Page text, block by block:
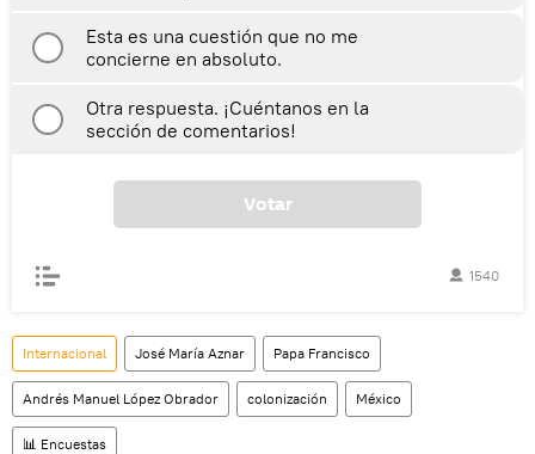
Esta es una cuestión que no me
concierne en absoluto.
Otra respuesta. ¡Cuéntanos en la
sección de comentarios!
Votar
1540
Internacional José María Aznar Papa Francisco
Andrés Manuel López Obrador colonización México
📊 Encuestas